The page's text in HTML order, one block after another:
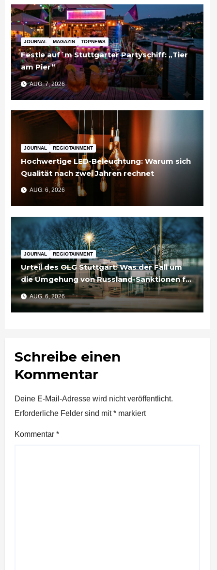
JOURNAL MAGAZIN TOPNEWS
Festle auf´m Stuttgarter Partyschiff: „Tier
am Pier“
AUG. 7, 2026
JOURNAL REGIOTAINMENT
Hochwertige LED-Beleuchtung: Warum sich
Qualität nach zwei Jahren rechnet
AUG. 6, 2026
JOURNAL REGIOTAINMENT
Urteil des OLG Stuttgart: Was der Fall um
die Umgehung von Russland-Sanktionen für
Unternehmen bedeutet
AUG. 6, 2026
Schreibe einen
Kommentar
Deine E-Mail-Adresse wird nicht veröffentlicht.
Erforderliche Felder sind mit* markiert
Kommentar *